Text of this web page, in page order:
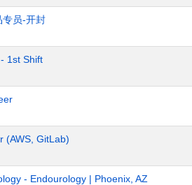
专员-开封
1st Shift
(AWS, GitLab)
- Endourology | Phoenix, AZ